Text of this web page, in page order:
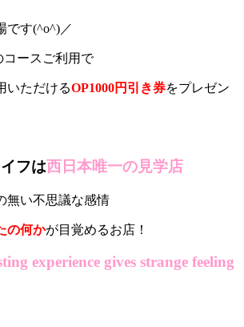
です(^o^)／
コースご利用で
いただけるOP1000円引き券をプレゼン
フは西日本唯一の見学店
無い不思議な感情
の何かが目覚めるお店！
experience gives strange feeling